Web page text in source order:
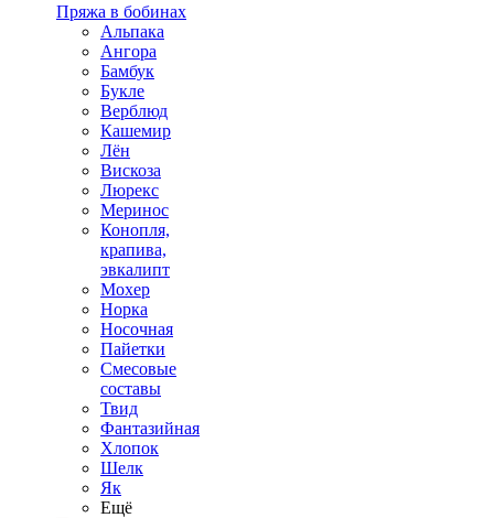
Пряжа в бобинах
Альпака
Ангора
Бамбук
Букле
Верблюд
Кашемир
Лён
Вискоза
Люрекс
Меринос
Конопля,
крапива,
эвкалипт
Мохер
Норка
Носочная
Пайетки
Смесовые
составы
Твид
Фантазийная
Хлопок
Шелк
Як
Ещё